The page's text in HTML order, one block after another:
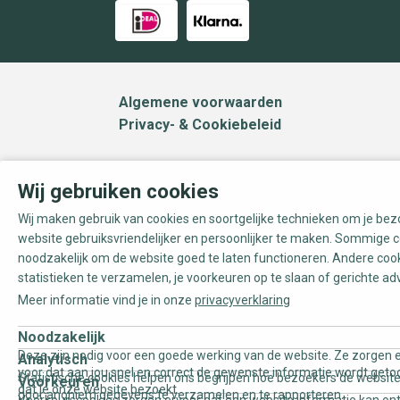
Algemene voorwaarden
Privacy- & Cookiebeleid
Wij gebruiken cookies
Wij maken gebruik van cookies en soortgelijke technieken om je
website gebruiksvriendelijker en persoonlijker te maken. Sommige
noodzakelijk om de website goed te laten functioneren. Andere
statistieken te verzamelen, je voorkeuren op te slaan of gerichte
Meer informatie vind je in onze privacyverklaring
Noodzakelijk
Deze zijn nodig voor een goede werking van de website. Ze zorgen
voor dat aan jou snel en correct de gewenste informatie wordt
dat je onze website bezoekt.
Analytisch
Statistische cookies helpen ons begrijpen hoe bezoekers de
door anoniem gegevens te verzamelen en te rapporteren.
Voorkeuren